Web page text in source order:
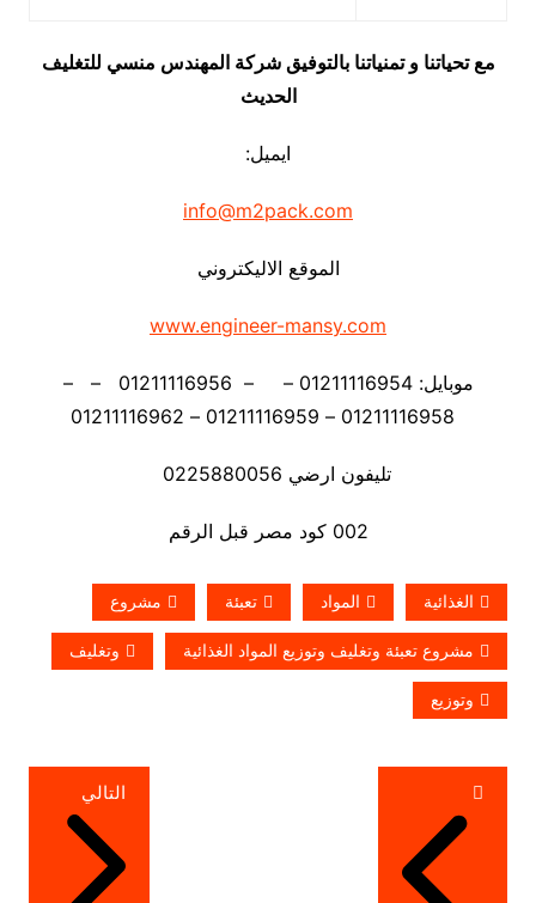
مع تحياتنا و تمنياتنا بالتوفيق شركة المهندس منسي للتغليف
الحديث
ايميل:
info@m2pack.com
الموقع الاليكتروني
www.engineer-mansy.com
موبايل: 01211116954 – – 01211116956 – –
تليفون ارضي 0225880056
002 كود مصر قبل الرقم
الغذائية المواد تعبئة مشروع
مشروع تعبئة وتغليف وتوزيع المواد الغذائية وتغليف
وتوزيع
تصفّح
المقالات
التالي